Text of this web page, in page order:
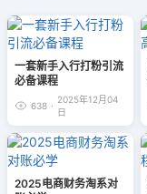
一套新手入行打粉引流
必备课程
638 ·
2025年12月04
日
2025电商财务淘系对